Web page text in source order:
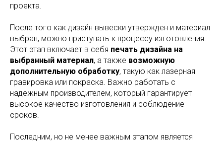
проекта.
После того как дизайн вывески утвержден и материал
выбран, можно приступать к процессу изготовления.
Этот этап включает в себя печать дизайна на
выбранный материал, а также возможную
дополнительную обработку, такую как лазерная
гравировка или покраска. Важно работать с
надежным производителем, который гарантирует
высокое качество изготовления и соблюдение
сроков.
Последним, но не менее важным этапом является